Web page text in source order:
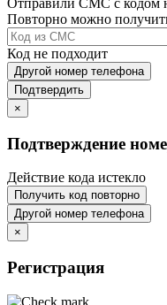
Повторно можно
Код не подходит
Другой номер телефона
Подтвердить
×
Подтверждение
Действие кода истекло
Получить код повторно
Другой номер телефона
×
Регистрация